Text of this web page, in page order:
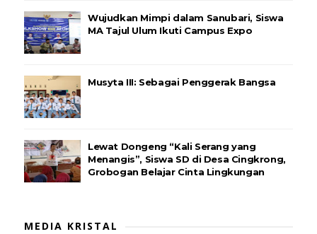
Wujudkan Mimpi dalam Sanubari, Siswa
MA Tajul Ulum Ikuti Campus Expo
Musyta III: Sebagai Penggerak Bangsa
Lewat Dongeng “Kali Serang yang
Menangis”, Siswa SD di Desa Cingkrong,
Grobogan Belajar Cinta Lingkungan
MEDIA KRISTAL